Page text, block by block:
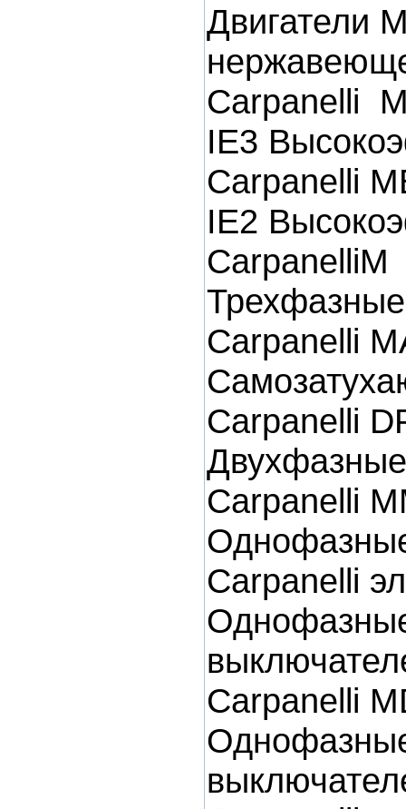
Двигатели
Carpanelli
IE3
Carpanelli
IE2
CarpanelliM
Carpanelli
Carpanelli
Carpanelli
Carpanelli
Carpanelli